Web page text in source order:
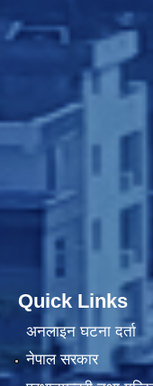
Quick Links
अनलाइन घटना दर्ता
नेपाल सरकार